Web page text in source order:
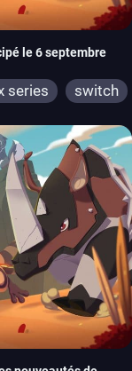
le 6 septembre
series switch